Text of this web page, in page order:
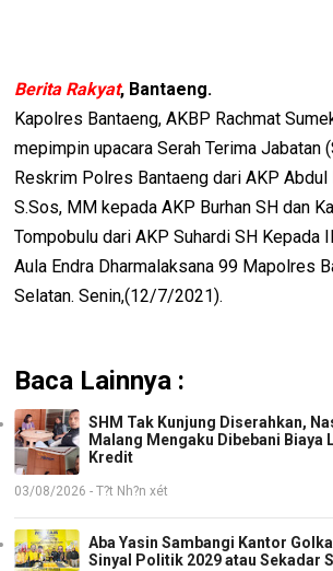
Berita Rakyat, Bantaeng.
Kapolres Bantaeng, AKBP Rachmat
mepimpin upacara Serah Terima Jabatan
Reskrim Polres Bantaeng dari AKP
S.Sos, MM kepada AKP Burhan SH dan
Tompobulu dari AKP Suhardi SH Kepada
Aula Endra Dharmalaksana 99 Mapolres
Selatan. Senin,(12/7/2021).
Baca Lainnya :
SHM Tak Kunjung Diserahkan,
Malang Mengaku Dibebani Biaya
Kredit
03/08/2026 - T?t Nh?n xét
Aba Yasin Sambangi Kantor
Sinyal Politik 2029 atau Sekadar